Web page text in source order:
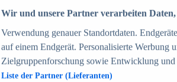
70+
Wir und unsere Partner verarbeiten
Verwendung genauer Standortdaten.
auf einem Endgerät. Personalisierte Werbung
Zielgruppenforschung sowie Entwicklung
Liste der Partner (Lieferanten)